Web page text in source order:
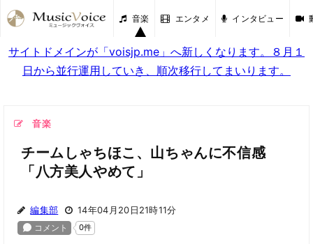
音楽 エンタメ インタビュー
サイトドメインが「voisjp.me」へ新しくなります。８月１
日から並行運用していき、順次移行してまいります。
音楽
チームしゃちほこ、山ちゃんに不信感
「八方美人やめて」
編集部 14年04月20日21時11分